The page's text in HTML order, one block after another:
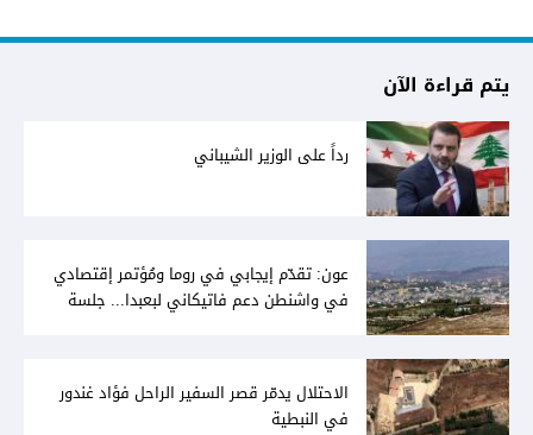
يتم قراءة الآن
رداً على الوزير الشيباني
عون: تقدّم إيجابي في روما ومُؤتمر إقتصادي
في واشنطن دعم فاتيكاني لبعبدا... جلسة
الاحتلال يدمّر قصر السفير الراحل فؤاد غندور
في النبطية